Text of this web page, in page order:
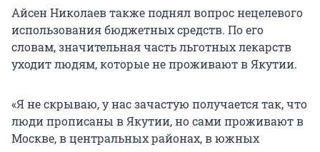
Айсен Николаев также поднял вопрос нецелевого
использования бюджетных средств. По его
словам, значительная часть льготных лекарств
уходит людям, которые не проживают в Якутии.
«Я не скрываю, у нас зачастую получается так, что
люди прописаны в Якутии, но сами проживают в
Москве, в центральных районах, в южных